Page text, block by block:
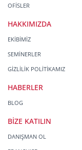
OFİSLER
HAKKIMIZDA
EKİBİMİZ
SEMİNERLER
GİZLİLİK POLİTİKAMIZ
HABERLER
BLOG
BİZE KATILIN
DANIŞMAN OL